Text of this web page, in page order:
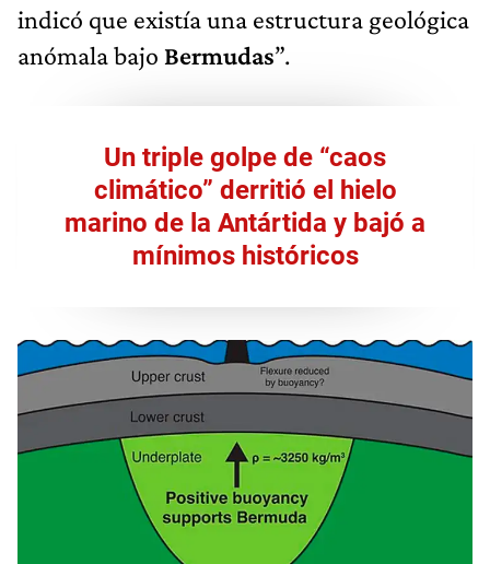
indicó que existía una estructura geológica
anómala bajo Bermudas”.
Un triple golpe de “caos
climático” derritió el hielo
marino de la Antártida y bajó a
mínimos históricos